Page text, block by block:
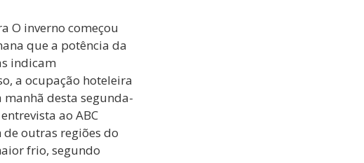
O inverno começou
que a potência da
indicam
a ocupação hoteleira
manhã desta segunda-
ao ABC
de outras regiões do
frio, segundo